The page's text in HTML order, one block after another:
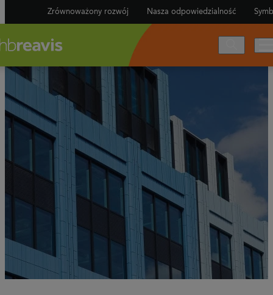
Zrównoważony rozwój Nasza odpowiedzialność